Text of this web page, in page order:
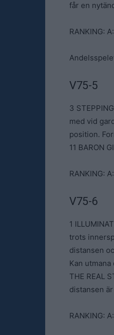
får en
RANKING:
V75-5
3
med vid
position.
11 BARON
RANKING:
V75-6
1
trots
distansen
Kan
THE REAL
distansen
RANKING: